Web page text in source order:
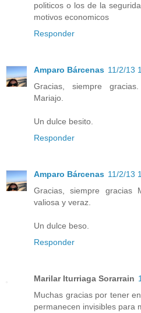
politicos o los de la
motivos economicos
Responder
Amparo Bárcenas 11/2/13
Gracias, siempre
Mariajo.
Un dulce besito.
Responder
Amparo Bárcenas 11/2/13
Gracias, siempre gracias
valiosa y veraz.
Un dulce beso.
Responder
Marilar Iturriaga Sorarrain
Muchas gracias por tener
permanecen invisibles para